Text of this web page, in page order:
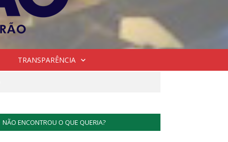
TRANSPARÊNCIA
NÃO ENCONTROU O QUE QUERIA?